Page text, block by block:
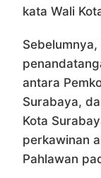
kata Wali
Sebelumnya,
antara
Surabaya,
Kota
perkawinan
Pahlawan